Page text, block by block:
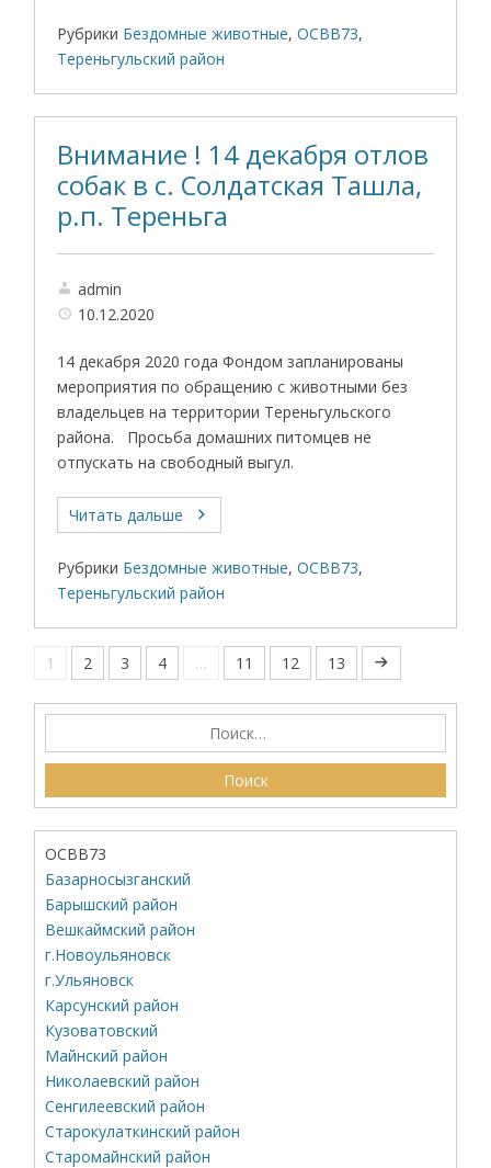
Рубрики Бездомные животные,ОСВВ73,
Тереньгульский район
Внимание ! 14 декабря отлов
собак в с. Солдатская Ташла,
р.п. Тереньга
admin
10.12.2020
14 декабря 2020 года Фондом запланированы
мероприятия по обращению с животными без
владельцев на территории Тереньгульского
района. Просьба домашних питомцев не
отпускать на свободный выгул.
Читать дальше
Рубрики Бездомные животные,ОСВВ73,
Тереньгульский район
1 2 3 4 … 11 12 13
ОСВВ73
Базарносызганский
Барышский район
Вешкаймский район
г.Новоульяновск
г.Ульяновск
Карсунский район
Кузоватовский
Майнский район
Николаевский район
Сенгилеевский район
Старокулаткинский район
Старомайнский район